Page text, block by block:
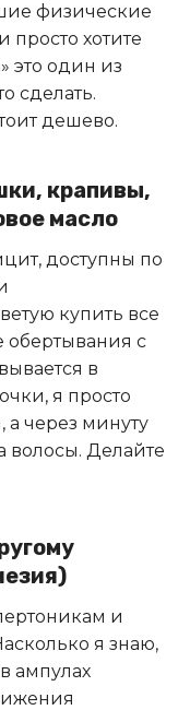
физические
просто хотите
это один из
сделать.
дешево.
крапивы,
масло
доступны по
купить все
обертывания с
в
я просто
а через минуту
волосы. Делайте
и
я знаю,
ампулах